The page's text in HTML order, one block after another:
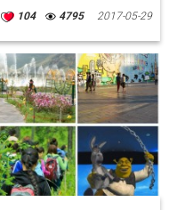
104 4795 2017-05-29